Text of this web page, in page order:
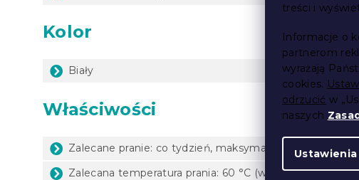
treści i
Informacje o
partnerom
wyrażają
cookies.
odrzucić w
naszych
Ustawienia
Kolor
Biały
Właściwości
Zalecane pranie: co tydzień, maksymalnie raz na 14 dni
Zalecana temperatura prania: 60 °C (według etykiety